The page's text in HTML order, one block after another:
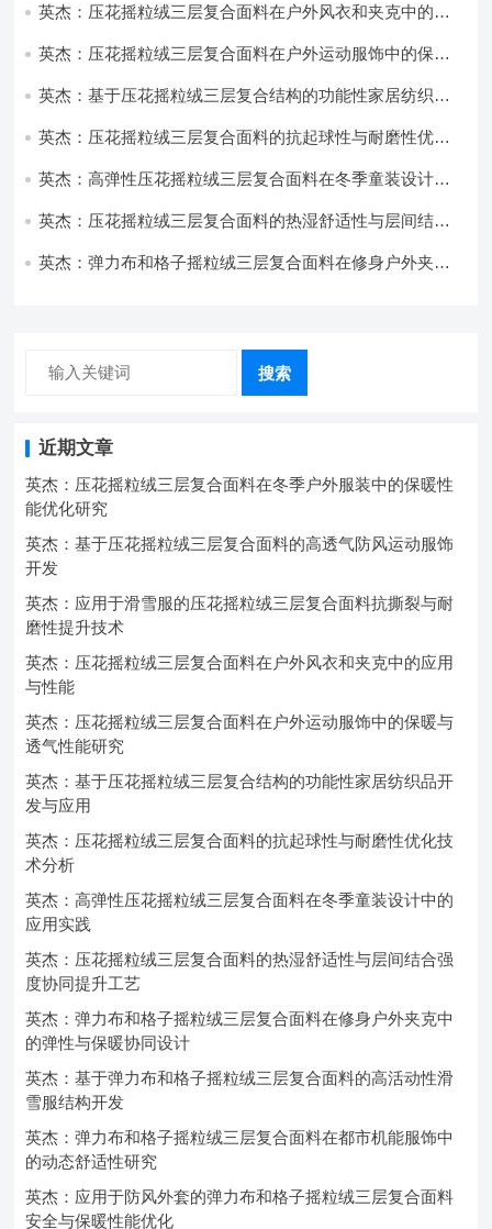
英杰：压花摇粒绒三层复合面料在户外风衣和夹克中的应
英杰：压花摇粒绒三层复合面料在户外运动服饰中的保暖
英杰：基于压花摇粒绒三层复合结构的功能性家居纺织品
英杰：压花摇粒绒三层复合面料的抗起球性与耐磨性优化
英杰：高弹性压花摇粒绒三层复合面料在冬季童装设计中
英杰：压花摇粒绒三层复合面料的热湿舒适性与层间结合
英杰：弹力布和格子摇粒绒三层复合面料在修身户外夹克
搜索
近期文章
英杰：压花摇粒绒三层复合面料在冬季户外服装中的保暖性
能优化研究
英杰：基于压花摇粒绒三层复合面料的高透气防风运动服饰
开发
英杰：应用于滑雪服的压花摇粒绒三层复合面料抗撕裂与耐
磨性提升技术
英杰：压花摇粒绒三层复合面料在户外风衣和夹克中的应用
与性能
英杰：压花摇粒绒三层复合面料在户外运动服饰中的保暖与
透气性能研究
英杰：基于压花摇粒绒三层复合结构的功能性家居纺织品开
发与应用
英杰：压花摇粒绒三层复合面料的抗起球性与耐磨性优化技
术分析
英杰：高弹性压花摇粒绒三层复合面料在冬季童装设计中的
应用实践
英杰：压花摇粒绒三层复合面料的热湿舒适性与层间结合强
度协同提升工艺
英杰：弹力布和格子摇粒绒三层复合面料在修身户外夹克中
的弹性与保暖协同设计
英杰：基于弹力布和格子摇粒绒三层复合面料的高活动性滑
雪服结构开发
英杰：弹力布和格子摇粒绒三层复合面料在都市机能服饰中
的动态舒适性研究
英杰：应用于防风外套的弹力布和格子摇粒绒三层复合面料
安全与保暖性能优化